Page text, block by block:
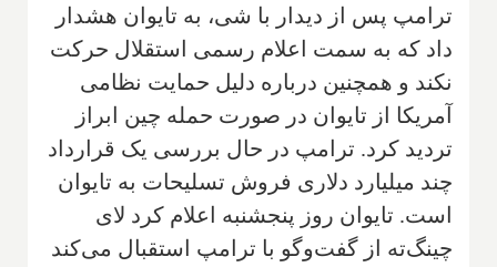
ترامپ پس از دیدار با شی، به تایوان هشدار
داد که به سمت اعلام رسمی استقلال حرکت
نکند و همچنین درباره دلیل حمایت نظامی
آمریکا از تایوان در صورت حمله چین ابراز
تردید کرد. ترامپ در حال بررسی یک قرارداد
چند میلیارد دلاری فروش تسلیحات به تایوان
است. تایوان روز پنجشنبه اعلام کرد لای
چینگ‌ته از گفت‌وگو با ترامپ استقبال می‌کند